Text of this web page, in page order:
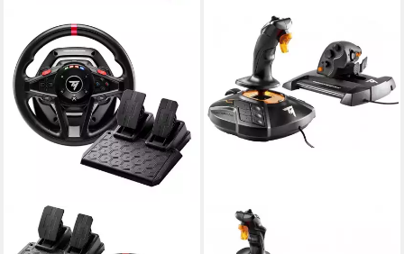
THRUSTMASTER
T128X/S FF Wheel Joystick
THRUSTMASTER
T-16000M FCS Hotas